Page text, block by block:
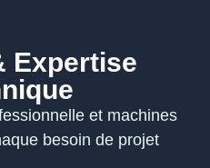
Expertise
et machines
besoin de projet